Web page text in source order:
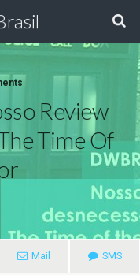
Review
Time Of
Mail SMS